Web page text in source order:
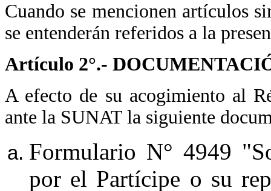
Cuando se mencionen artículos
se entenderán referidos a la
Artículo 2°.-
A efecto de su acogimiento al
ante la SUNAT la siguiente
Formulario N° 4949
por el Partícipe o su